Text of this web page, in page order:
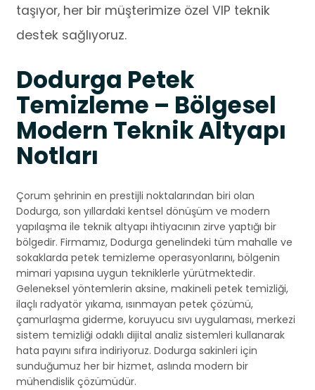
taşıyor, her bir müşterimize özel VIP teknik
destek sağlıyoruz.
Dodurga Petek
Temizleme – Bölgesel
Modern Teknik Altyapı
Notları
Çorum şehrinin en prestijli noktalarından biri olan
Dodurga, son yıllardaki kentsel dönüşüm ve modern
yapılaşma ile teknik altyapı ihtiyacının zirve yaptığı bir
bölgedir. Firmamız, Dodurga genelindeki tüm mahalle ve
sokaklarda petek temizleme operasyonlarını, bölgenin
mimari yapısına uygun tekniklerle yürütmektedir.
Geleneksel yöntemlerin aksine, makineli petek temizliği,
ilaçlı radyatör yıkama, ısınmayan petek çözümü,
çamurlaşma giderme, koruyucu sıvı uygulaması, merkezi
sistem temizliği odaklı dijital analiz sistemleri kullanarak
hata payını sıfıra indiriyoruz. Dodurga sakinleri için
sunduğumuz her bir hizmet, aslında modern bir
mühendislik çözümüdür.